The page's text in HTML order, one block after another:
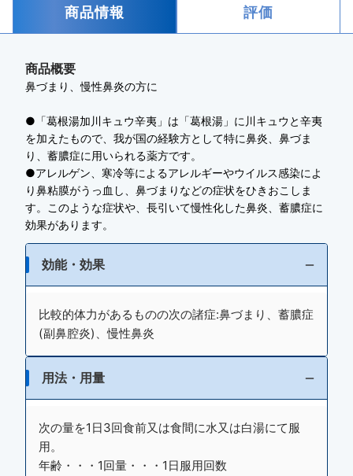
商品情報 評価
商品概要
鼻づまり、慢性鼻炎の方に
●「葛根湯加川キュウ辛夷」は「葛根湯」に川キュウと辛夷
を加えたもので、我が国の経験方として特に鼻炎、鼻づま
り、蓄膿症に用いられる薬方です。
●アレルゲン、寒冷等によるアレルギーやウイルス感染によ
り鼻粘膜がうっ血し、鼻づまりなどの症状をひきおこしま
す。このような症状や、長引いて慢性化した鼻炎、蓄膿症に
効果があります。
効能・効果
比較的体力があるものの次の諸症:鼻づまり、蓄膿症
(副鼻腔炎)、慢性鼻炎
用法・用量
次の量を1日3回食前又は食間に水又は白湯にて服
用。
年齢・・・1回量・・・1日服用回数